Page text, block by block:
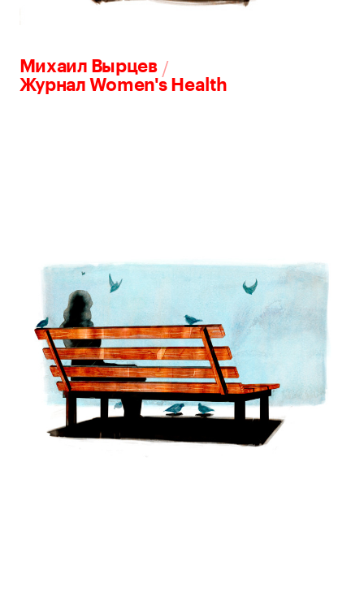
Михаил Вырцев/
Журнал Women's Health